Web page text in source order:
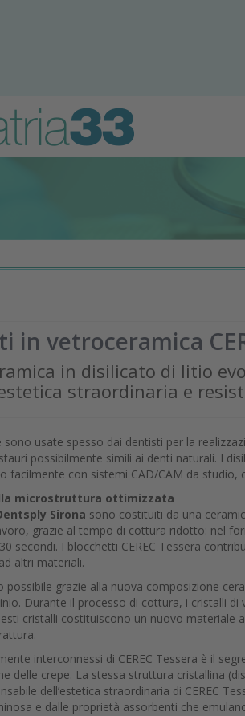
in vetroceramica
in disilicato di litio
straordinaria e
usate spesso dai dentisti per la
possibilmente simili ai denti naturali. I
facilmente con sistemi CAD/CAM da studio,
microstruttura ottimizzata
Sirona sono costituiti da una
grazie al tempo di cottura ridotto: nel
secondi. I blocchetti CEREC Tessera
altri materiali.
grazie alla nuova composizione
Durante il processo di cottura, i cristalli
cristalli costituiscono un nuovo materiale
interconnessi di CEREC Tessera è il
delle crepe. La stessa struttura cristallina
dell’estetica straordinaria di CEREC
e dalle proprietà assorbenti che